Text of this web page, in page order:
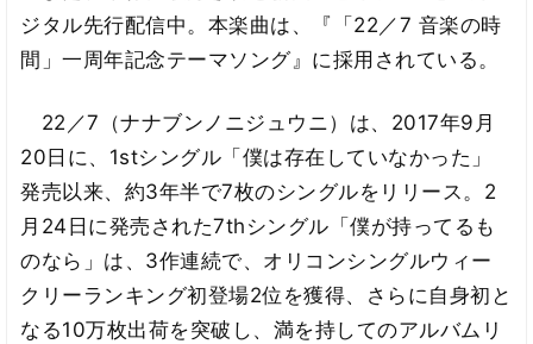
ジタル先行配信中。本楽曲は、『「22／7 音楽の時
間」一周年記念テーマソング』に採用されている。
22／7（ナナブンノニジュウニ）は、2017年9月
20日に、1stシングル「僕は存在していなかった」
発売以来、約3年半で7枚のシングルをリリース。2
月24日に発売された7thシングル「僕が持ってるも
のなら」は、3作連続で、オリコンシングルウィー
クリーランキング初登場2位を獲得、さらに自身初と
なる10万枚出荷を突破し、満を持してのアルバムリ